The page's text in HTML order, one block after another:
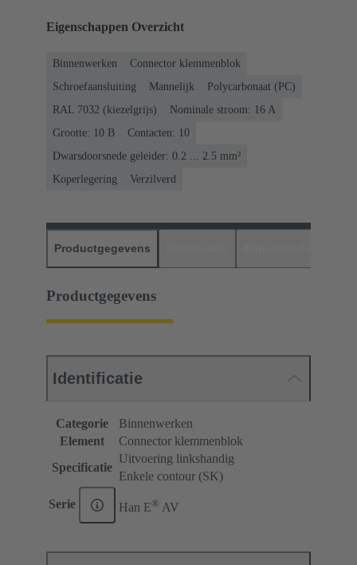
Eigenschappen Overzicht
Binnenwerken
Connector klemmenblok
Schroefaansluiting
Mannelijk
Polycarbonaat (PC)
RAL 7032 (kiezelgrijs)
Nominale stroom: ‌16 A
Grootte: 10 B
Contacten: 10
Dwarsdoorsnede geleider: 0.2 ... 2.5 mm²
Koperlegering
Verzilverd
Productgegevens
Productgegevens
Identificatie
Categorie
Binnenwerken
Element
Connector klemmenblok
Specificatie
Uitvoering linkshandig
Enkele contour (SK)
Serie Han E® AV